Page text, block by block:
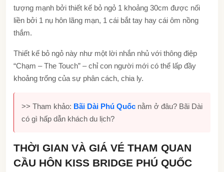
tượng mạnh bởi thiết kế bỏ ngỏ 1 khoảng 30cm được nối
liền bởi 1 nụ hôn lãng mạn, 1 cái bắt tay hay cái ôm nồng
thắm.
Thiết kế bỏ ngỏ này như một lời nhắn nhủ với thông điệp
“Chạm – The Touch” – chỉ con người mới có thể lấp đầy
khoảng trống của sự phân cách, chia ly.
>> Tham khảo: Bãi Dài Phú Quốc nằm ở đâu? Bãi Dài
có gì hấp dẫn khách du lịch?
THỜI GIAN VÀ GIÁ VÉ THAM QUAN
CẦU HÔN KISS BRIDGE PHÚ QUỐC